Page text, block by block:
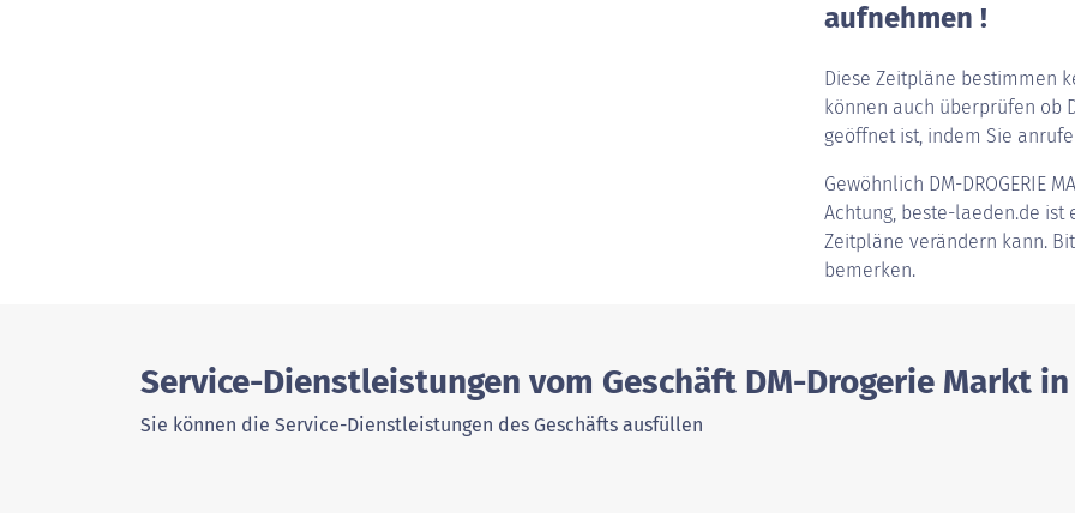
aufnehmen !
Diese Zeitpläne bestimmen
können auch überprüfen ob
geöffnet ist, indem Sie
Gewöhnlich DM-DROGERIE
Achtung, beste-laeden.de
Zeitpläne verändern kann.
bemerken.
Service-Dienstleistungen vom Geschäft DM-Drogerie Markt
Sie können die Service-Dienstleistungen des Geschäfts ausfüllen